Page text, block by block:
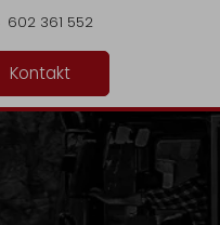
602 361 552
Kontakt